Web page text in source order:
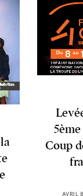
Coup
AVRIL